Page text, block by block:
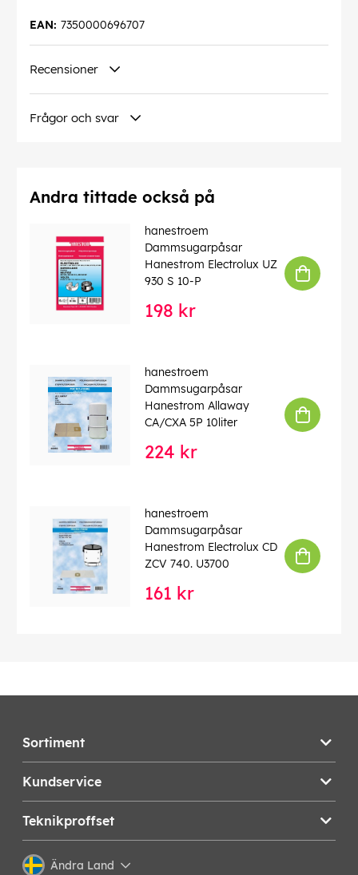
7350000696707
EAN:
Recensioner
Frågor och svar
Andra tittade också på
hanestroem
Dammsugarpåsar
Hanestrom Electrolux UZ
930 S 10-P
198 kr
hanestroem
Dammsugarpåsar
Hanestrom Allaway
CA/CXA 5P 10liter
224 kr
hanestroem
Dammsugarpåsar
Hanestrom Electrolux CD
ZCV 740. U3700
161 kr
Sortiment
Kundservice
Teknikproffset
Ändra Land